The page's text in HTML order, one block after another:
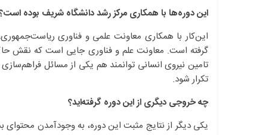
این دوره‌ها با همکاری مرکز رشد دانشگاه شریف بوده
این‌کار با همکاری معاونت علمی و فناوری
گرفته است. معاونت علم و فناوری جایی است که نقش
تامین نیروی انسانی توانمند هم یکی از مسائل
تکرار شود.
چه خروجی دیگری از این دوره‌ گرفته‌اید؟
یکی دیگر از نتایج مثبت این دوره، به وجود‌آمدن